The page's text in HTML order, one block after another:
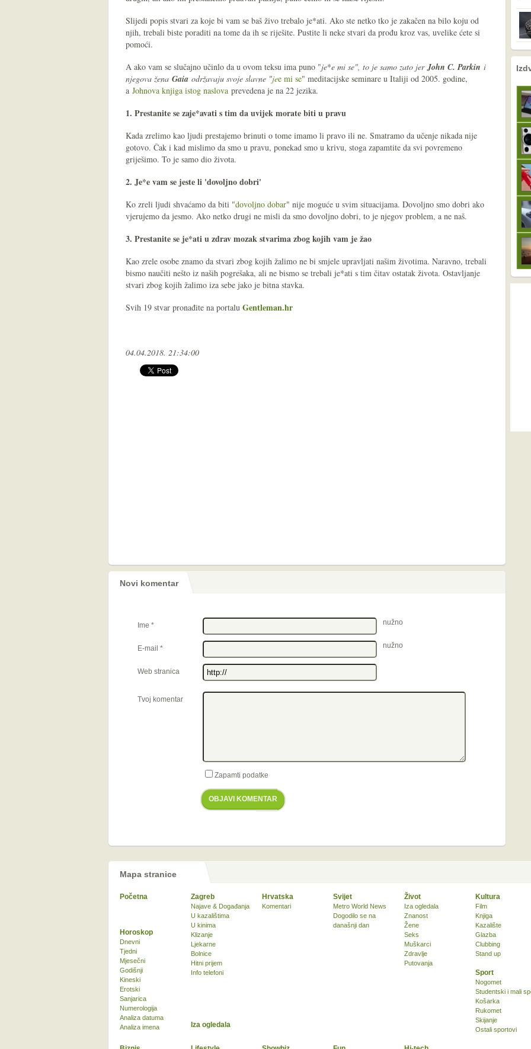
Slijedi popis stvari za koje bi vam se baš živo trebalo je*ati. Ako ste netko tko je zakačen na bilo koju od
njih, trebali biste poraditi na tome da ih se riješite. Pustite li neke stvari da prođu kroz vas, uvelike ćete si
pomoći.
A ako vam se slučajno učinlo da u ovom teksu ima puno "je*e mi se", to je samo zato jerJohn C. Parkin i
njegova žena Gaia održavaju svoje slavne "jee mi se" meditacijske seminare u Italiji od 2005. godine,
a Johnova knjiga istog naslova prevedena je na 22 jezika.
1. Prestanite se zaje*avati s tim da uvijek morate biti u pravu
Kada zrelimo kao ljudi prestajemo brinuti o tome imamo li pravo ili ne. Smatramo da učenje nikada nije
gotovo. Čak i kad mislimo da smo u pravu, ponekad smo u krivu, stoga zapamtite da svi povremeno
griješimo. To je samo dio života.
2. Je*e vam se jeste li 'dovoljno dobri'
Ko zreli ljudi shvaćamo da biti "dovoljno dobar" nije moguće u svim situacijama. Dovoljno smo dobri ako
vjerujemo da jesmo. Ako netko drugi ne misli da smo dovoljno dobri, to je njegov problem, a ne naš.
3. Prestanite se je*ati u zdrav mozak stvarima zbog kojih vam je žao
Kao zrele osobe znamo da stvari zbog kojih žalimo ne bi smjele upravljati našim životima. Naravno, trebali
bismo naučiti nešto iz naših pogrešaka, ali ne bismo se trebali je*ati s tim čitav ostatak života. Ostavljanje
stvari zbog kojih žalimo iza sebe jako je bitna stavka.
Svih 19 stvar pronađite na portalu Gentleman.hr
04.04.2018. 21:34:00
Novi komentar
Ime * nužno
E-mail * nužno
Web stranica
Tvoj komentar
Zapamti podatke
OBJAVI KOMENTAR
nema prethodne
sljedeće
Mapa stranice
Početna Zagreb
Najave & Događanja
U kazalištima
U kinima
Klizanje
Ljekarne
Bolnice
Hitni prijem
Info telefoni
Hrvatska
Komentari
Svijet
Metro World News
Dogodilo se na
današnji dan
Život
Iza ogledala
Znanost
Žene
Seks
Muškarci
Zdravlje
Putovanja
Kultura
Film
Knjiga
Kazalište
Glazba
Clubbing
Stand up
Sport
Nogomet
Studentski i mali
Košarka
Rukomet
Skijanje
Ostali sportovi
Horoskop
Dnevni
Tjedni
Mjesečni
Godišnji
Kineski
Erotski
Sanjarica
Numerologija
Analiza datuma
Analiza imena
Iza ogledala